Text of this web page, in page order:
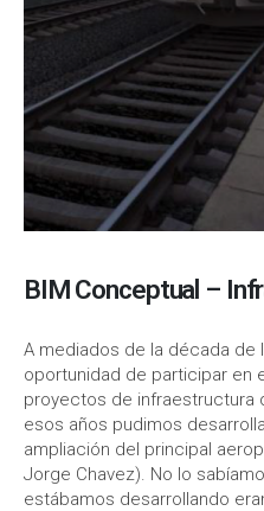
BIM Conceptual –
A mediados de la década de
oportunidad de participar en
proyectos de infraestructura
esos años pudimos
ampliación del principal
Jorge Chavez). No lo
estábamos desarrollando